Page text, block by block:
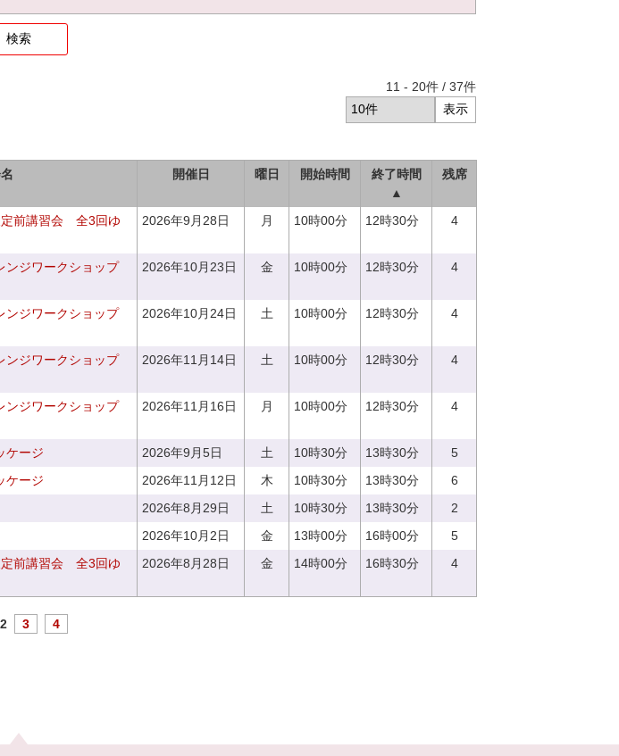
11 - 20件 / 37件
開催日 曜日 開始時間
終了時間
▲
残席
前講習会 全3回ゆ
2026年9月28日 月 10時00分 12時30分 4
ンジワークショップ
2026年10月23日 金 10時00分 12時30分 4
ンジワークショップ
2026年10月24日 土 10時00分 12時30分 4
ンジワークショップ
2026年11月14日 土 10時00分 12時30分 4
ンジワークショップ
2026年11月16日 月 10時00分 12時30分 4
ケージ 2026年9月5日 土 10時30分 13時30分
5
ケージ 2026年11月12日 木 10時30分 13時30分
6
2026年8月29日 土 10時30分 13時30分
2
2026年10月2日 金 13時00分 16時00分
5
前講習会 全3回ゆ
2026年8月28日 金 14時00分 16時30分 4
2 3 4